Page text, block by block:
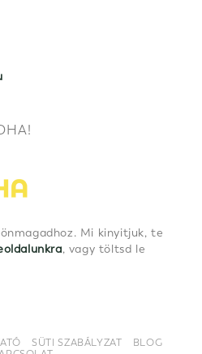
Mi kinyitjuk, te
, vagy töltsd le
SÜTI SZABÁLYZAT
BLOG